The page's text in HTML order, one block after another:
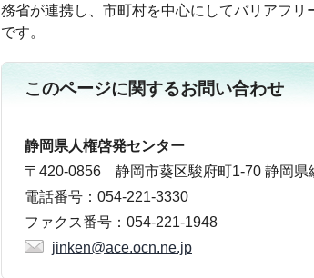
務省が連携し、市町村を中心にしてバリアフ
です。
このページに関するお問い合わせ
静岡県人権啓発センター
〒420-0856 静岡市葵区駿府町1-70 静岡県
電話番号：054-221-3330
ファクス番号：054-221-1948
jinken@ace.ocn.ne.jp